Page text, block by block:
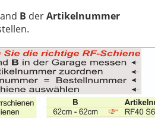
B derArtikelnummer